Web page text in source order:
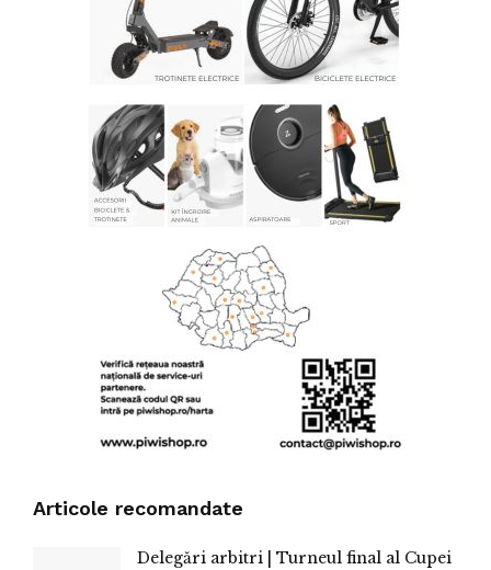
Articole recomandate
Delegări arbitri | Turneul final al Cupei